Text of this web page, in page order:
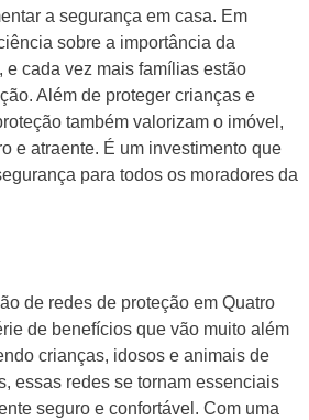
a segurança em casa. Em
sobre a importância da
e cada vez mais famílias estão
Além de proteger crianças e
também valorizam o imóvel,
e atraente. É um investimento que
para todos os moradores da
de redes de proteção em Quatro
de benefícios que vão muito além
crianças, idosos e animais de
essas redes se tornam essenciais
seguro e confortável. Com uma